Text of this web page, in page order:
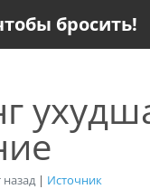
бросить!
назад | Источник